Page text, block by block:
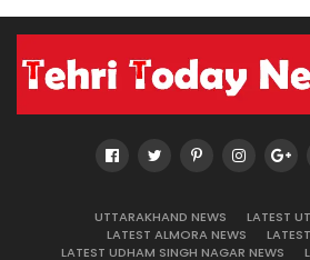
UTTARAKHAND NEWS
LATEST
LATEST ALMORA NEWS
LATEST UDHAM SINGH NAGAR NEWS